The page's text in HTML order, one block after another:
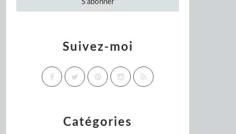
Catégories
Suivez-moi